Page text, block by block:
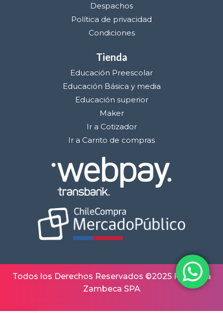
Despachos
Política de privacidad
Condiciones
Tienda
Educación Preescolar
Educación Básica y media
Educación superior
Maker
Ir a Cotizador
Ir a Carrito de compras
Todos los Derechos Reservados ©2025 Robótica
Zambeca SPA